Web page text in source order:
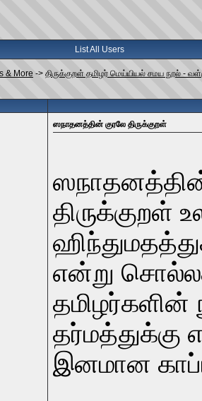
List All Users
& More -> திருக்குறள் தமிழர் மெய்யியல் சமய நூல் -
ஸநாதனத்தின் குரலே திருக்குறள்
ஸநாதனத்தின்
என்று
தமிழர்களின்
தர்மத்துக்கு
இனமான